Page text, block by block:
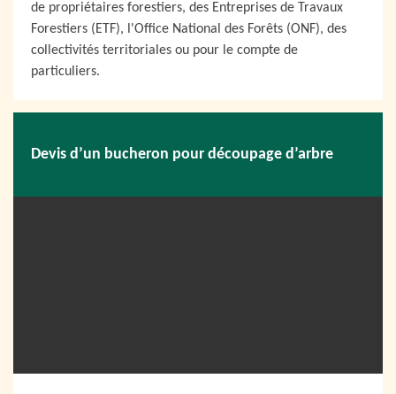
de propriétaires forestiers, des Entreprises de Travaux
Forestiers (ETF), l'Office National des Forêts (ONF), des
collectivités territoriales ou pour le compte de
particuliers.
Devis d’un bucheron pour découpage d’arbre